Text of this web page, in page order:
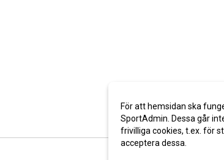
För att hemsidan ska
SportAdmin. Dessa går
frivilliga cookies, t.ex. för
acceptera dessa.